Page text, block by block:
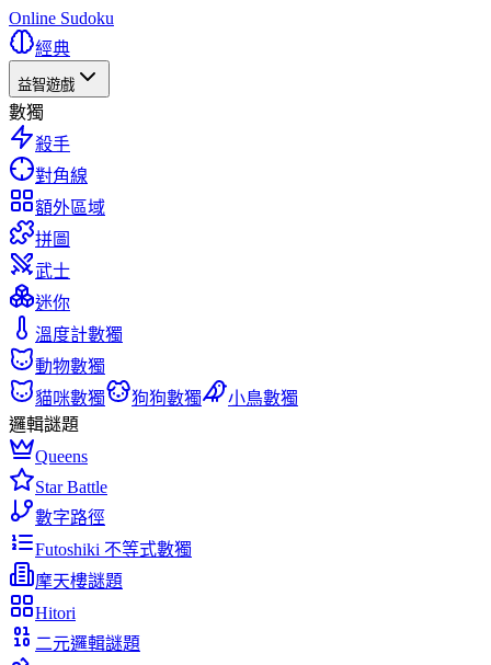
Online Sudoku
經典
益智遊戲
數獨
殺手
對角線
額外區域
拼圖
武士
迷你
溫度計數獨
動物數獨
貓咪數獨
狗狗數獨
小鳥數獨
邏輯謎題
Queens
Star Battle
數字路徑
Futoshiki 不等式數獨
摩天樓謎題
Hitori
二元邏輯謎題